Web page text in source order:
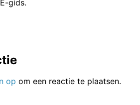
gids.
op om een reactie te plaatsen.